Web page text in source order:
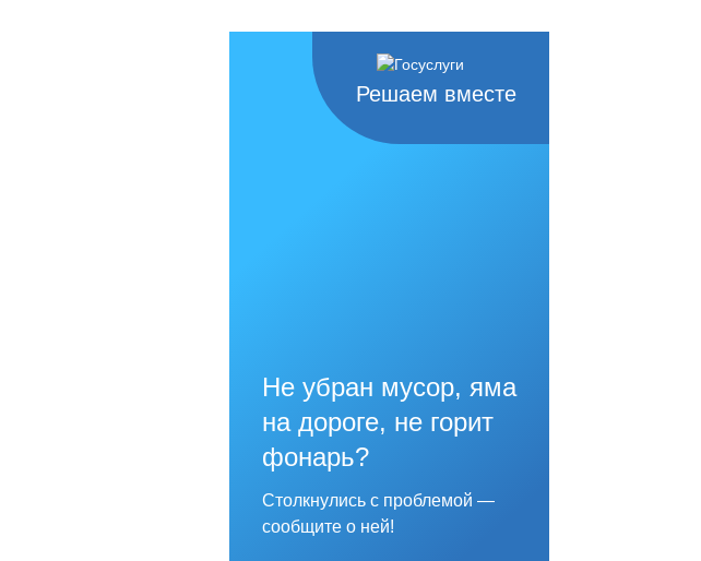
Решаем вместе
Не убран мусор, яма
на дороге, не горит
фонарь?
Столкнулись с проблемой —
сообщите о ней!